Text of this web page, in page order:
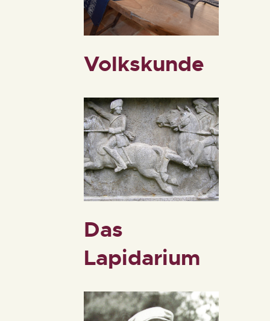
Volkskunde
Das
Lapidarium